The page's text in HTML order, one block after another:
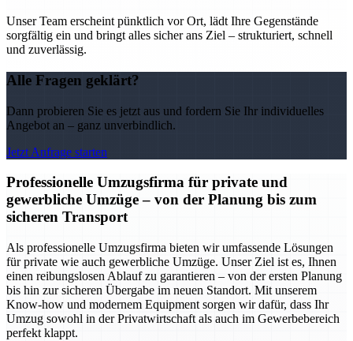
Unser Team erscheint pünktlich vor Ort, lädt Ihre Gegenstände
sorgfältig ein und bringt alles sicher ans Ziel – strukturiert, schnell
und zuverlässig.
Alle Fragen geklärt?
Dann probieren Sie es jetzt aus und fordern Sie Ihr individuelles
Angebot an – ganz unverbindlich.
Jetzt Anfrage starten
Professionelle Umzugsfirma für private und
gewerbliche Umzüge – von der Planung bis zum
sicheren Transport
Als professionelle Umzugsfirma bieten wir umfassende Lösungen
für private wie auch gewerbliche Umzüge. Unser Ziel ist es, Ihnen
einen reibungslosen Ablauf zu garantieren – von der ersten Planung
bis hin zur sicheren Übergabe im neuen Standort. Mit unserem
Know-how und modernem Equipment sorgen wir dafür, dass Ihr
Umzug sowohl in der Privatwirtschaft als auch im Gewerbebereich
perfekt klappt.